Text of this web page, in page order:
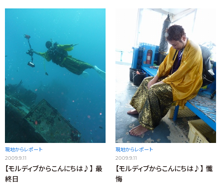
現地からレポート
2009.9.11
【モルディブからこんにちは♪】 最
終日
現地からレポート
2009.9.11
【モルディブからこんにちは♪】 懺
悔